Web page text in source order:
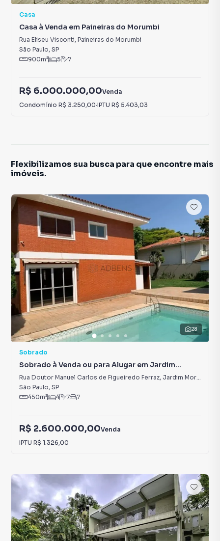
Casa
Casa à Venda em Paineiras do Morumbi
Rua Eliseu Visconti, Paineiras do Morumbi
São Paulo, SP
900m² 5 7
R$ 6.000.000,00Venda
Condomínio R$ 3.250,00·IPTU R$ 5.403,03
Flexibilizamos sua busca para que encontre mais
imóveis.
28
Sobrado
Sobrado à Venda ou para Alugar em Jardim
Morumbi
Rua Doutor Manuel Carlos de Figueiredo Ferraz, Jardim Morumbi
São Paulo, SP
450m² 4 7 7
R$ 2.600.000,00Venda
IPTU R$ 1.326,00